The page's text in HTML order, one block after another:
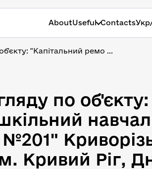
AboutUseful ContactsУкр
"Капітальний ремо ...
по
по
Кривий Ріг,